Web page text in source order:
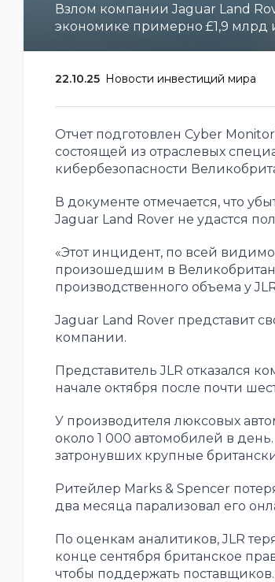
Взлом компании Jaguar Land
экономике примерно £1,9 млрд
22.10.25 Новости инвестиций мира
Отчет подготовлен Cyber
состоящей из отраслевых
кибербезопасности
В документе отмечается, что
Jaguar Land Rover не удастся
«Этот инцидент, по всей
произошедшим в
производственного объема у
Jaguar Land Rover представит
компании.
Представитель JLR отказался
начале октября после почти
У производителя люксовых
около 1 000 автомобилей в
затронувших крупные
Ритейлер Marks & Spencer
два месяца парализовал его
По оценкам аналитиков, JLR
конце сентября британское
чтобы поддержать поставщиков.